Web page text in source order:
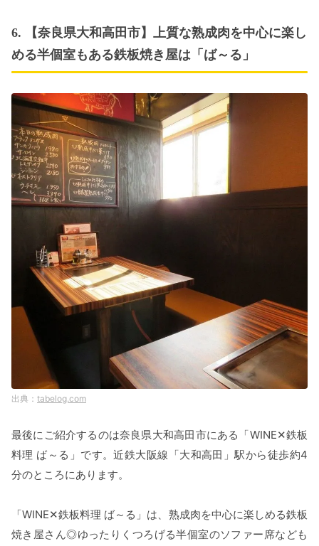
6. 【奈良県大和高田市】上質な熟成肉を中心に楽し
める半個室もある鉄板焼き屋は「ば～る」
tabelog.com
最後にご紹介するのは奈良県大和高田市にある「WINE✕鉄板
料理 ば～る」です。近鉄大阪線「大和高田」駅から徒歩約4
分のところにあります。
「WINE✕鉄板料理 ば～る」は、熟成肉を中心に楽しめる鉄板
焼き屋さん◎ゆったりくつろげる半個室のソファー席なども